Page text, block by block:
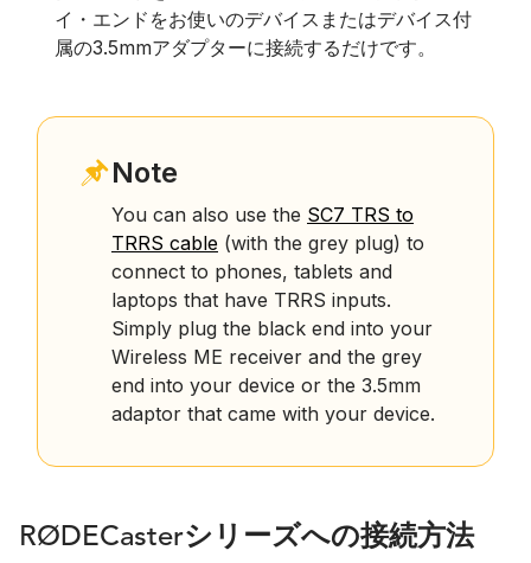
イ・エンドをお使いのデバイスまたはデバイス付
属の3.5mmアダプターに接続するだけです。
Note
You can also use the SC7 TRS to
TRRS cable (with the grey plug) to
connect to phones, tablets and
laptops that have TRRS inputs.
Simply plug the black end into your
Wireless ME receiver and the grey
end into your device or the 3.5mm
adaptor that came with your device.
RØDECasterシリーズへの接続方法